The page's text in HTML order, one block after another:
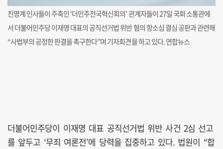
친명계 인사들이 주축인 ‘더민주전국혁신회의’ 관계자들이 27일 국회 소통관에
서 더불어민주당 이재명 대표의 공직선거법 위반 혐의 항소심 결심 공판과 관련해
“사법부의 공정한 판결을 촉구한다”며 기자회견을 하고 있다. 연합뉴스
더불어민주당이 이재명 대표 공직선거법 위반 사건 2심 선고
를 앞두고 ‘무죄 여론전’에 당력을 집중하고 있다. 법원이 “합